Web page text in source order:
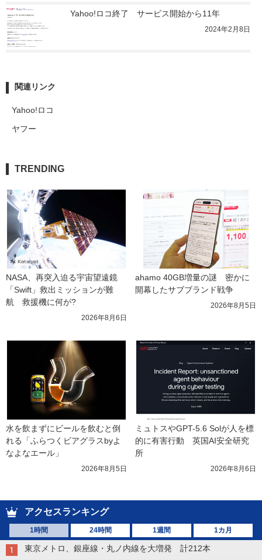
Yahoo!ロコ終了　サービス開始から11年
2024年2月8日
関連リンク
Yahoo!ロコ
ヤフー
TRENDING
NASA、再突入迫る宇宙望遠鏡
「Swift」救出ミッションが難
航　救援機に何が?
2026年8月6日
ahamo 40GB増量の謎　密かに
開幕したサブブランド戦争
2026年8月5日
水を飲まずにビールを飲むと倒
れる「ふらつくビアグラスbyよ
なよなエール」
2026年8月5日
ミュトスやGPT-5.6 Solが人を標
的に有害行動　英国AI安全研究
所
2026年8月6日
アクセスランキング
1時間 24時間 1週間 1カ月
東京メトロ、銀座線・丸ノ内線を大増発 計212本